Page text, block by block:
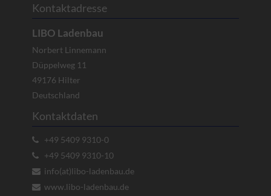
Kontaktadresse
LIBO Ladenbau
Norbert Linnemann
Düppelweg 11
49176 Hilter
Deutschland
Kontaktdaten
+49 5409 9310-0
+49 5409 9310-10
info(at)libo-ladenbau.de
www.libo-ladenbau.de